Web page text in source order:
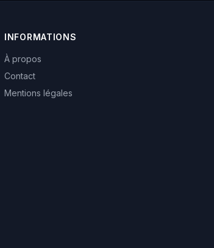
INFORMATIONS
À propos
Contact
Mentions légales